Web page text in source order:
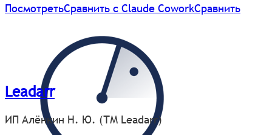
ПосмотретьСравнить с Claude CoworkСравнить
Leadarr
ИП Алёнкин Н. Ю. (ТМ Leadarr)